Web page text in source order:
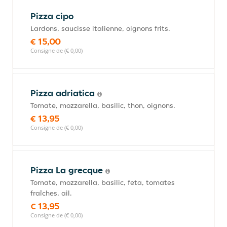
Pizza cipo
Lardons, saucisse italienne, oignons frits.
€ 15,00
Consigne de (€ 0,00)
Pizza adriatica
Tomate, mozzarella, basilic, thon, oignons.
€ 13,95
Consigne de (€ 0,00)
Pizza La grecque
Tomate, mozzarella, basilic, feta, tomates
fraîches, ail.
€ 13,95
Consigne de (€ 0,00)